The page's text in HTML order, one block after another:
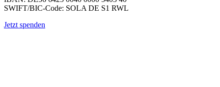
SWIFT/BIC-Code: SOLA DE S1 RWL
Jetzt spenden